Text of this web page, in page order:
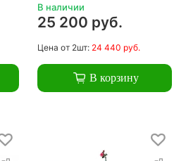
В наличии
25 200 руб.
Цена от 2шт: 24 440 руб.
В корзину